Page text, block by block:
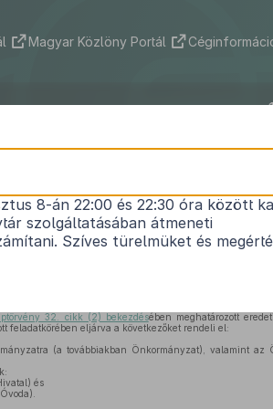
Magyar Közlöny Portál
Képviselő-
2019. évi költségvetéséről
32. cikk (2) bekezdésében meghatározott
feladatkörében eljárva a következőket rendeli el:
(a továbbiakban Önkormányzat), valamint az
és
8-án 22:00 és 22:30 óra között
szolgáltatásában átmeneti
Szíves türelmüket és